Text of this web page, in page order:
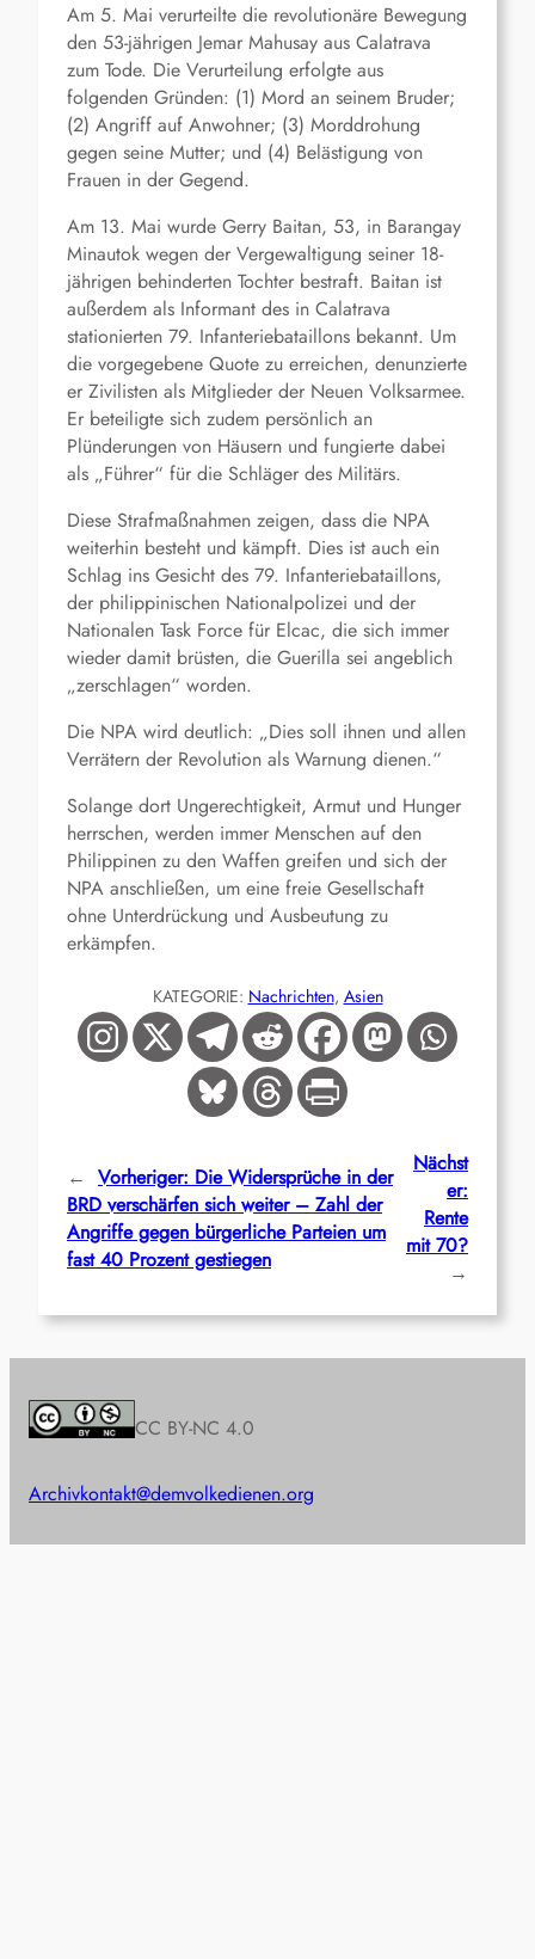
Am 5. Mai verurteilte die revolutionäre Bewegung
den 53-jährigen Jemar Mahusay aus Calatrava
zum Tode. Die Verurteilung erfolgte aus
folgenden Gründen: (1) Mord an seinem Bruder;
(2) Angriff auf Anwohner; (3) Morddrohung
gegen seine Mutter; und (4) Belästigung von
Frauen in der Gegend.
Am 13. Mai wurde Gerry Baitan, 53, in Barangay
Minautok wegen der Vergewaltigung seiner 18-
jährigen behinderten Tochter bestraft. Baitan ist
außerdem als Informant des in Calatrava
stationierten 79. Infanteriebataillons bekannt. Um
die vorgegebene Quote zu erreichen, denunzierte
er Zivilisten als Mitglieder der Neuen Volksarmee.
Er beteiligte sich zudem persönlich an
Plünderungen von Häusern und fungierte dabei
als „Führer“ für die Schläger des Militärs.
Diese Strafmaßnahmen zeigen, dass die NPA
weiterhin besteht und kämpft. Dies ist auch ein
Schlag ins Gesicht des 79. Infanteriebataillons,
der philippinischen Nationalpolizei und der
Nationalen Task Force für Elcac, die sich immer
wieder damit brüsten, die Guerilla sei angeblich
„zerschlagen“ worden.
Die NPA wird deutlich: „Dies soll ihnen und allen
Verrätern der Revolution als Warnung dienen.“
Solange dort Ungerechtigkeit, Armut und Hunger
herrschen, werden immer Menschen auf den
Philippinen zu den Waffen greifen und sich der
NPA anschließen, um eine freie Gesellschaft
ohne Unterdrückung und Ausbeutung zu
erkämpfen.
KATEGORIE: Nachrichten, Asien
← Vorheriger: Die Widersprüche in der
BRD verschärfen sich weiter – Zahl der
Angriffe gegen bürgerliche Parteien um
fast 40 Prozent gestiegen
Nächst
er:
Rente
mit 70?
→
CC BY-NC 4.0
Archivkontakt@demvolkedienen.org